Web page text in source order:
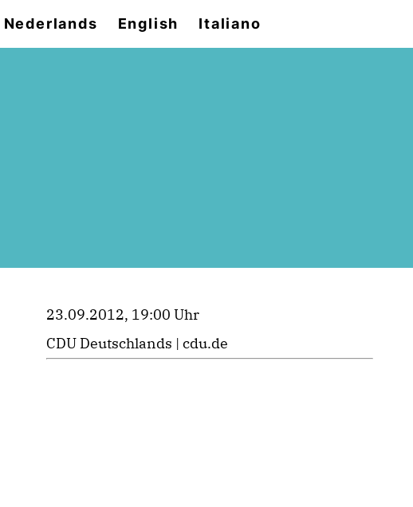
Nederlands English Italiano
23.09.2012, 19:00 Uhr
CDU Deutschlands | cdu.de